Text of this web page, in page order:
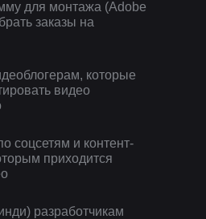
для монтажа (Adobe
заказы на
которые
видео
соцсетям и контент-
приходится
разработчикам